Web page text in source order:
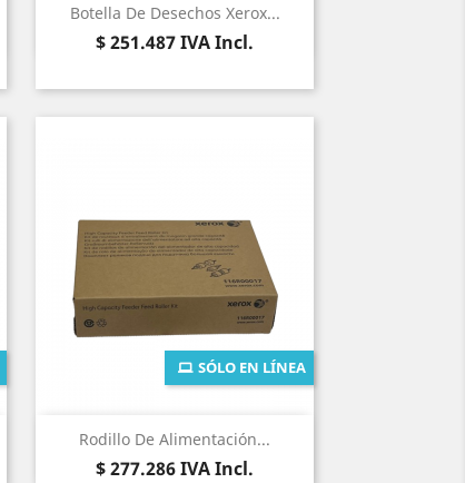
Botella De Desechos Xerox...
Precio
$ 251.487IVA Incl.
Vista rápida
Rodillo De Alimentación...
Precio
$ 277.286IVA Incl.
SÓLO EN LÍNEA
 Vista rápida